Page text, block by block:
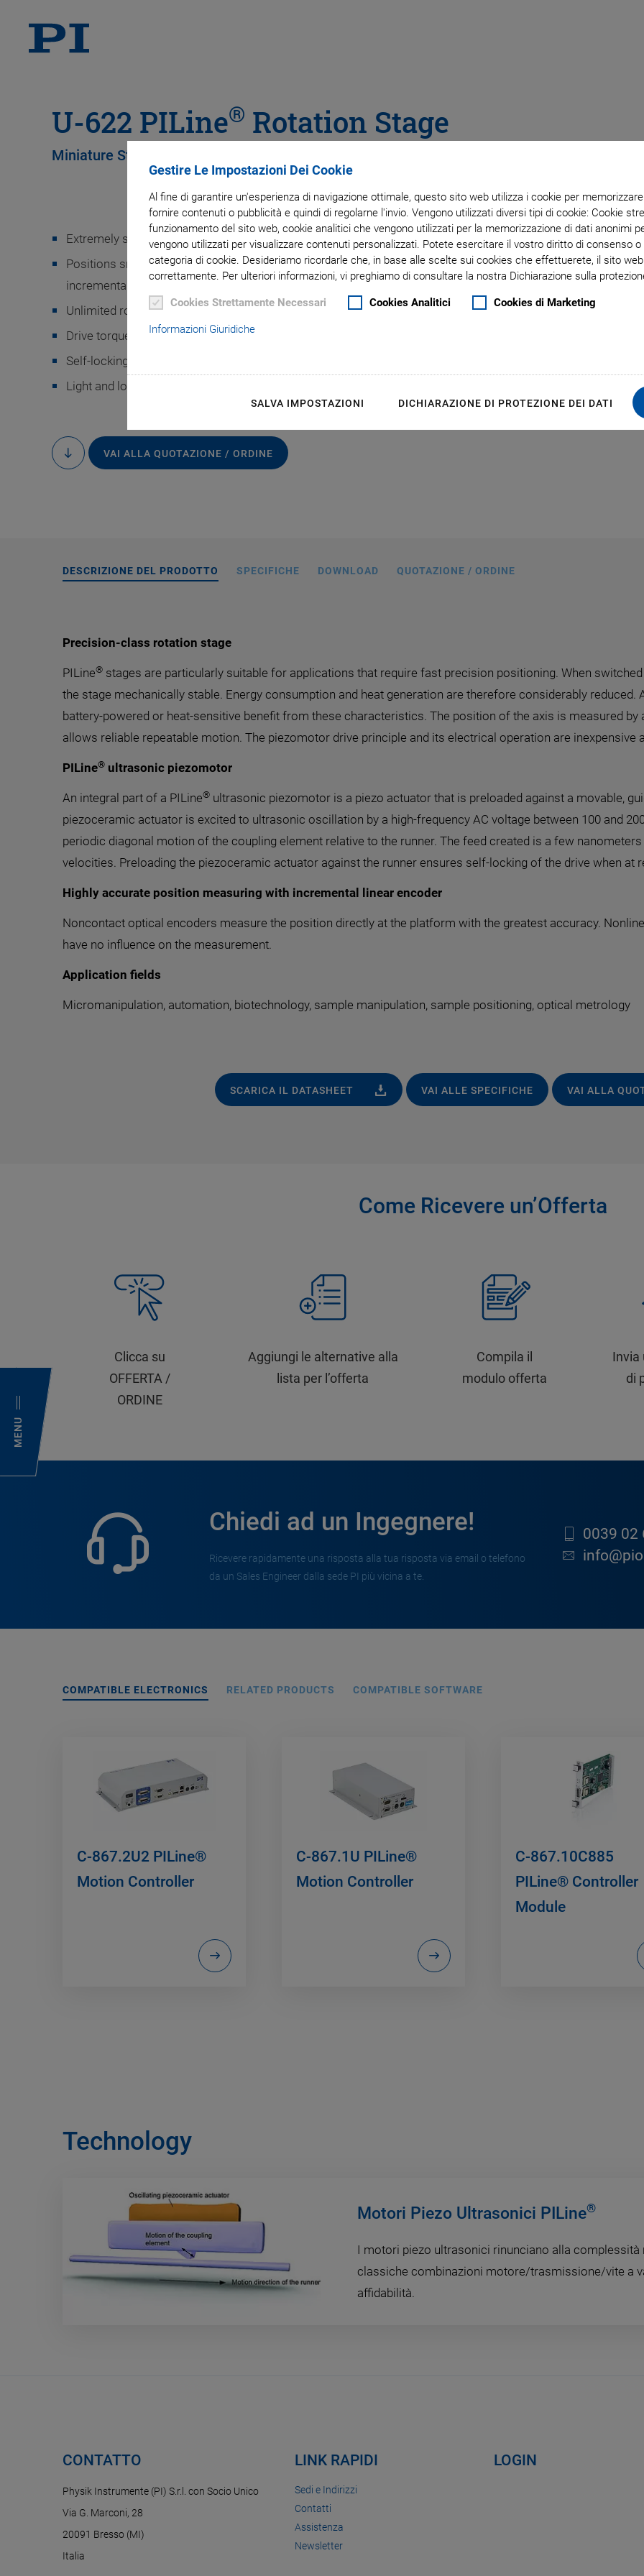
Gestire Le Impostazioni Dei Cookie
Al fine di garantire un'esperienza di navigazione ottimale, questo sito web utilizza i cookie per
fornire contenuti o pubblicità e quindi di regolarne l'invio. Vengono utilizzati diversi tipi di cookie: Cookie
funzionamento del sito web, cookie analitici che vengono utilizzati per la memorizzazione di dati anonimi
vengono utilizzati per visualizzare contenuti personalizzati. Potete esercitare il vostro diritto di consenso
categoria di cookie. Desideriamo ricordarle che, in base alle scelte sui cookies che effettuerete, il sito
correttamente. Per ulteriori informazioni, vi preghiamo di consultare la nostra Dichiarazione sulla
Cookies Strettamente Necessari Cookies Analitici Cookies di Marketing
Informazioni Giuridiche
SALVA IMPOSTAZIONI DICHIARAZIONE DI PROTEZIONE DEI DATI
MENU
U-622 PILine® Rotation Stage
Miniature Stage with Ultrasonic Piezo Motor
Extremely space-saving: Edge length only 20 mm, height 10 mm
Positions small loads quickly and with precision: Velocity to 720 °/s, minimum
incremental motion to 525 µrad
Unlimited rotation range >360°
Drive torque 5 mNm
Self-locking when switched off: Saves energy and reduces generation of heat
Light and low noise
to
content
VAI ALLA QUOTAZIONE / ORDINEU-622, dimensions in mm. Note that a comma is used in the
drawings instead of a decimal point.
DESCRIZIONE DEL PRODOTTO SPECIFICHE DOWNLOAD QUOTAZIONE / ORDINE
Precision-class rotation stage
PILine® stages are particularly suitable for applications that require fast precision positioning. When
the stage mechanically stable. Energy consumption and heat generation are therefore considerably
battery-powered or heat-sensitive benefit from these characteristics. The position of the axis is measured
allows reliable repeatable motion. The piezomotor drive principle and its electrical operation are inexpensive
PILine® ultrasonic piezomotor
An integral part of a PILine® ultrasonic piezomotor is a piezo actuator that is preloaded against a movable,
piezoceramic actuator is excited to ultrasonic oscillation by a high-frequency AC voltage between 100 and
periodic diagonal motion of the coupling element relative to the runner. The feed created is a few
velocities. Preloading the piezoceramic actuator against the runner ensures self-locking of the drive when at
Highly accurate position measuring with incremental linear encoder
Noncontact optical encoders measure the position directly at the platform with the greatest accuracy.
have no influence on the measurement.
Application fields
Micromanipulation, automation, biotechnology, sample manipulation, sample positioning, optical metrology
SCARICA IL DATASHEET VAI ALLE SPECIFICHE VAI ALLA
Come Ricevere un’Offerta
Clicca su
OFFERTA /
ORDINE
Aggiungi le alternative alla
lista per l’offerta
Compila il
modulo offerta
Invia
di
Chiedi ad un Ingegnere!
Ricevere rapidamente una risposta alla tua risposta via email o telefono
da un Sales Engineer dalla sede PI più vicina a te.
0039 02
COMPATIBLE ELECTRONICS RELATED PRODUCTS COMPATIBLE SOFTWARE
C-867.2U2 PILine®
Motion Controller
C-867.1U PILine®
Motion Controller
C-867.10C885
PILine® Controller
Module
Technology
Motori Piezo Ultrasonici PILine®
I motori piezo ultrasonici rinunciano alla complessità
classiche combinazioni motore/trasmissione/vite a
affidabilità.
CONTATTO
Physik Instrumente (PI) S.r.l. con Socio Unico
Via G. Marconi, 28
20091 Bresso (MI)
Italia
LINK RAPIDI
Sedi e Indirizzi
Contatti
Assistenza
Newsletter
LOGIN